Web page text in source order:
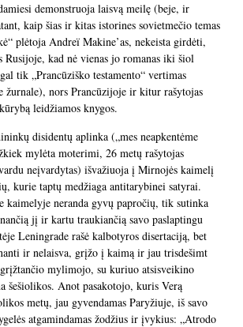
demonstruoja laisvą meilę (beje, ir
kaip šias ir kitas istorines sovietmečio temas
plėtoja Andreï Makine’as, nekeista girdėti,
Rusijoje, kad nė vienas jo romanas iki šiol
tik „Prancūziško testamento“ vertimas
žurnale), nors Prancūzijoje ir kitur rašytojas
leidžiamos knygos.
disidentų aplinka („mes neapkentėme
mylėta moterimi, 26 metų rašytojas
neįvardytas) išvažiuoja į Mirnojės kaimelį
kurie taptų medžiaga antitarybinei satyrai.
kaimelyje neranda gyvų papročių, tik sutinka
jį ir kartu traukiančią savo paslaptingu
Leningrade rašė kalbotyros disertaciją, bet
ir nelaisva, grįžo į kaimą ir jau trisdešimt
mylimojo, su kuriuo atsisveikino
šešiolikos. Anot pasakotojo, kuris Verą
metų, jau gyvendamas Paryžiuje, iš savo
atgamindamas žodžius ir įvykius: „Atrodo